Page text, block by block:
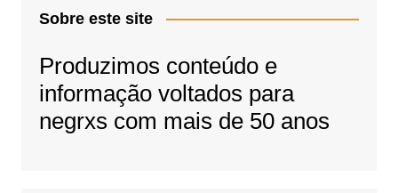
Sobre este site
Produzimos conteúdo e
informação voltados para
negrxs com mais de 50 anos